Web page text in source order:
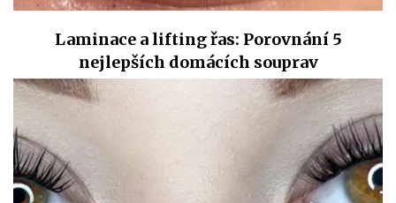
Laminace a lifting řas: Porovnání 5
nejlepších domácích souprav